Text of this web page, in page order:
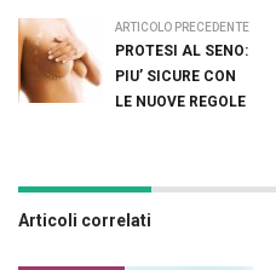
ARTICOLO PRECEDENTE
PROTESI AL SENO:
PIU’ SICURE CON
LE NUOVE REGOLE
Articoli correlati